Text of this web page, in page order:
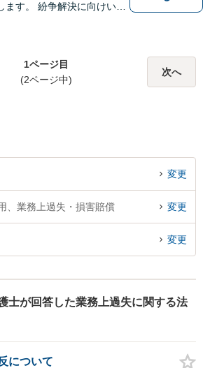
ます。 紛争解決に向けいく
者の希望を最大限尊重しなが
ら、適正な範囲で解決を目指
1ページ目
(2ページ中)
次へ
変更
、業務上過失・損害賠償 変更
変更
士が回答した業務上過失に関する法
について